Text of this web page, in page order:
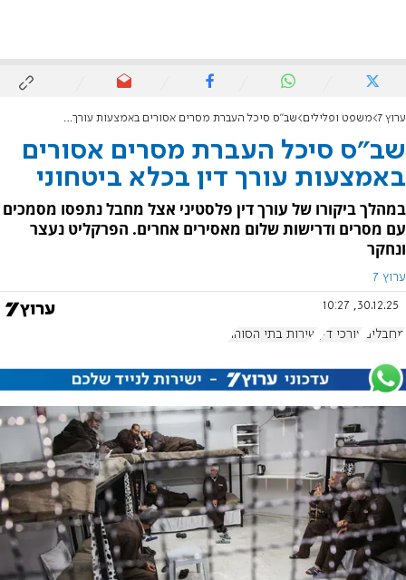
ערוץ 7 משפט ופלילים שב"ס סיכל העברת מסרים אסורים באמצעות עורך דין בכלא ביטחוני
שב"ס סיכל העברת מסרים אסורים
באמצעות עורך דין בכלא ביטחוני
במהלך ביקורו של עורך דין פלסטיני אצל מחבל נתפסו מסמכים
עם מסרים ודרישות שלום מאסירים אחרים. הפרקליט נעצר
ונחקר
ערוץ 7
30.12.25, 10:27
מחבלים עורכי דין שירות בתי הסוהר